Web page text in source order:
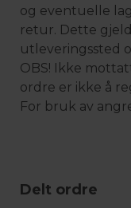
og eventuelle
retur. Dette
utleveringssted
OBS! Ikke
ordre er ikke å
For bruk av
Delt ordre